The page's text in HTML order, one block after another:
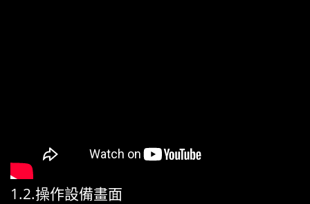
1.2.操作設備畫面